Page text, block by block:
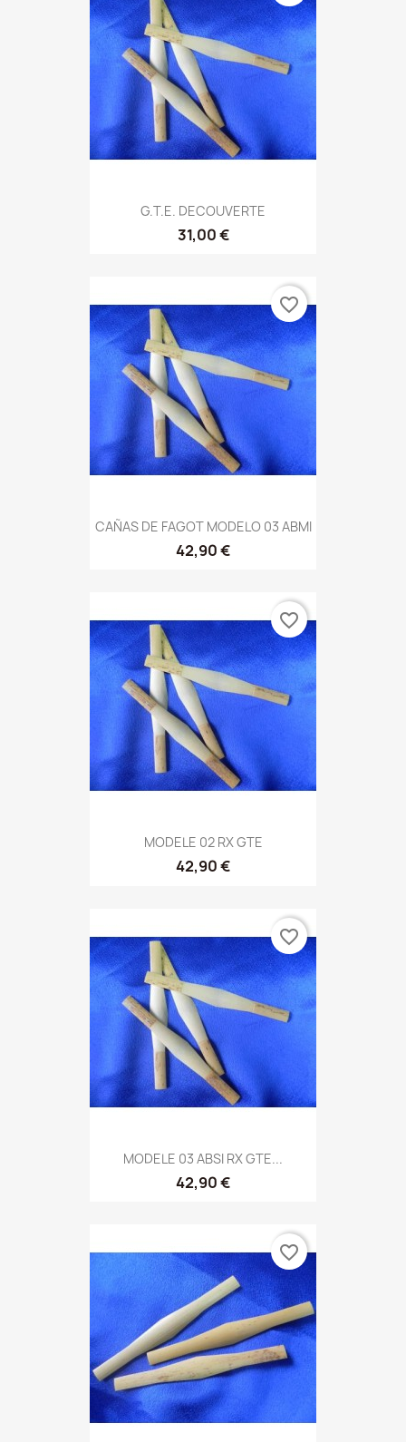
G.T.E. DECOUVERTE
31,00 €
CAÑAS DE FAGOT MODELO 03 ABMI
42,90 €
favorite_border
MODELE 02 RX GTE
42,90 €
favorite_border
MODELE 03 ABSI RX GTE...
42,90 €
favorite_border
favorite_border